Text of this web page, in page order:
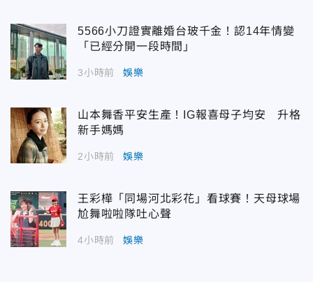
5566小刀證實離婚台玻千金！認14年情變
「已經分開一段時間」
3小時前 娛樂
山本舞香平安生產！IG報喜母子均安 升格
新手媽媽
2小時前 娛樂
王彩樺「同場河北彩花」看球賽！天母球場
尬舞啦啦隊吐心聲
4小時前 娛樂